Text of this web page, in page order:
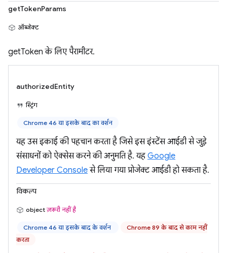
getTokenParams
ऑब्जेक्ट
getToken के लिए पैरामीटर.
authorizedEntity
स्ट्रिंग
Chrome 46 या इसके बाद का वर्शन
यह उस इकाई की पहचान करता है जिसे इस इंस्टेंस आईडी से जुड़े
संसाधनों को ऐक्सेस करने की अनुमति है. यह Google
Developer Consoleसे लिया गया प्रोजेक्ट आईडी हो सकता है.
विकल्प
objectज़रूरी नहीं है
Chrome 46 या इसके बाद के वर्शन
Chrome 89 के बाद से काम नहीं
करता